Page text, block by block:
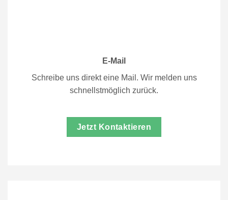
E-Mail
Schreibe uns direkt eine Mail. Wir melden uns
schnellstmöglich zurück.
Jetzt Kontaktieren